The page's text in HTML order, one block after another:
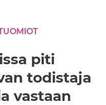
piti
todistaja
vastaan